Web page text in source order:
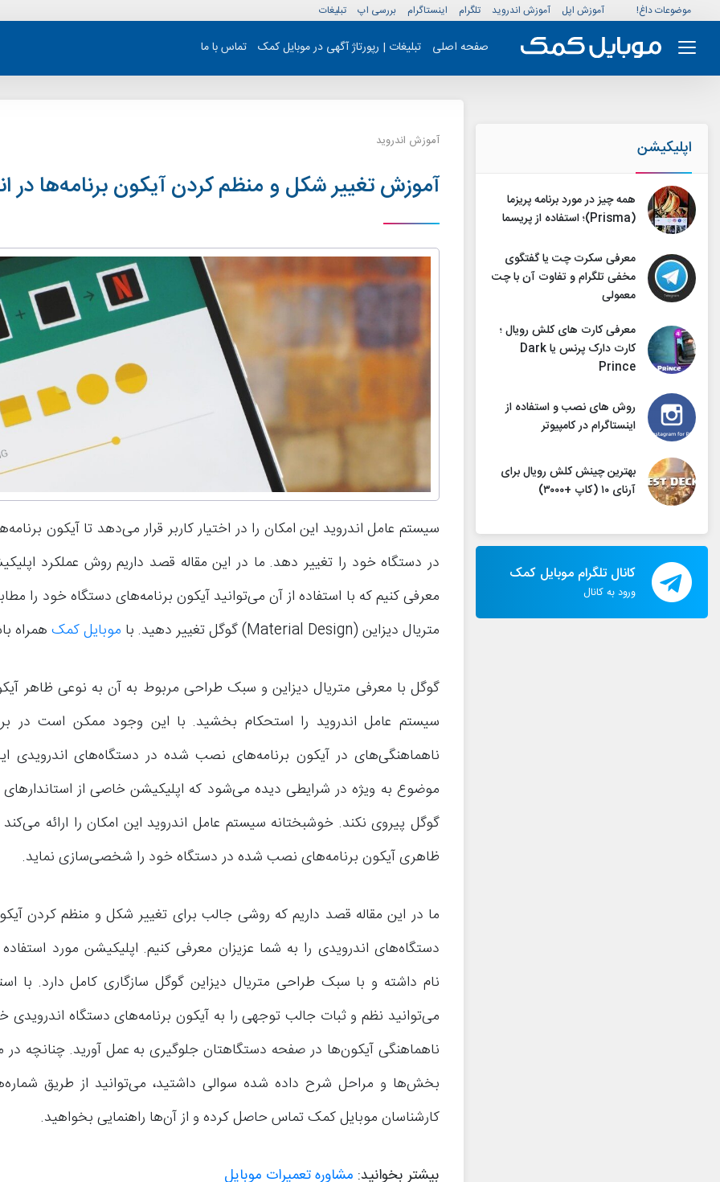
موضوعات داغ! آموزش اپل آموزش اندروید تلگرام اینستاگرام بررسی اپ تبلیغات
صفحه اصلی تبلیغات | رپورتاژ آگهی در موبایل کمک تماس با ما
اپلیکیشن
همه چیز در مورد برنامه پریزما
(Prisma)؛ استفاده از پریسما
معرفی سکرت چت یا گفتگوی
مخفی تلگرام و تفاوت آن با چت
معمولی
معرفی کارت های کلش رویال ؛
کارت دارک پرنس یا Dark
Prince
روش های نصب و استفاده از
اینستاگرام در کامپیوتر
بهترین چینش کلش رویال برای
آرنای ۱۰ (کاپ +۳۰۰۰)
کانال تلگرام موبایل کمک
ورود به کانال
آموزش اندروید
آموزش تغییر شکل و منظم کردن آیکون برنامه‌ها در
سیستم عامل اندروید این امکان را در اختیار کاربر قرار می‌دهد تا آیکون
در دستگاه خود را تغییر دهد. ما در این مقاله قصد داریم روش عملکرد
معرفی کنیم که با استفاده از آن می‌توانید آیکون برنامه‌های دستگاه خود را
متریال دیزاین (Material Design) گوگل تغییر دهید. با
موبایل کمک همراه
گوگل با معرفی متریال دیزاین و سبک طراحی مربوط به آن به نوعی ظاهر
سیستم عامل اندروید را استحکام بخشید. با این وجود ممکن است در
ناهماهنگی‌های در آیکون برنامه‌های نصب شده در دستگاه‌های اندرویدی
موضوع به ویژه در شرایطی دیده می‌شود که اپلیکیشن خاصی از استاندارهای
گوگل پیروی نکند. خوشبختانه سیستم عامل اندروید این امکان را ارائه می‌کند
ظاهری آیکون برنامه‌های نصب شده در دستگاه خود را شخصی‌سازی نماید.
ما در این مقاله قصد داریم که روشی جالب برای تغییر شکل و منظم کردن
نام داشته و با سبک طراحی متریال دیزاین گوگل سازگاری کامل دارد. با
می‌توانید نظم و ثبات جالب توجهی را به آیکون برنامه‌های دستگاه اندرویدی
ناهماهنگی آیکون‌ها در صفحه دستگاهتان جلوگیری به عمل آورید. چنانچه
بخش‌ها و مراحل شرح داده شده سوالی داشتید، می‌توانید از طریق
کارشناسان موبایل کمک تماس حاصل کرده و از آن‌ها راهنمایی بخواهید.
بیشتر بخوانید: مشاوره تعمیرات موبایل